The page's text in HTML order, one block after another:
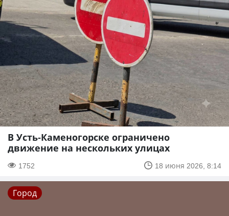
В Усть-Каменогорске ограничено
движение на нескольких улицах
1752 18 июня 2026, 8:14
Город